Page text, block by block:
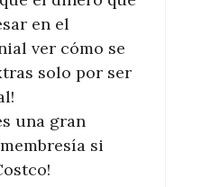
en el
ver cómo se
solo por ser
una gran
si